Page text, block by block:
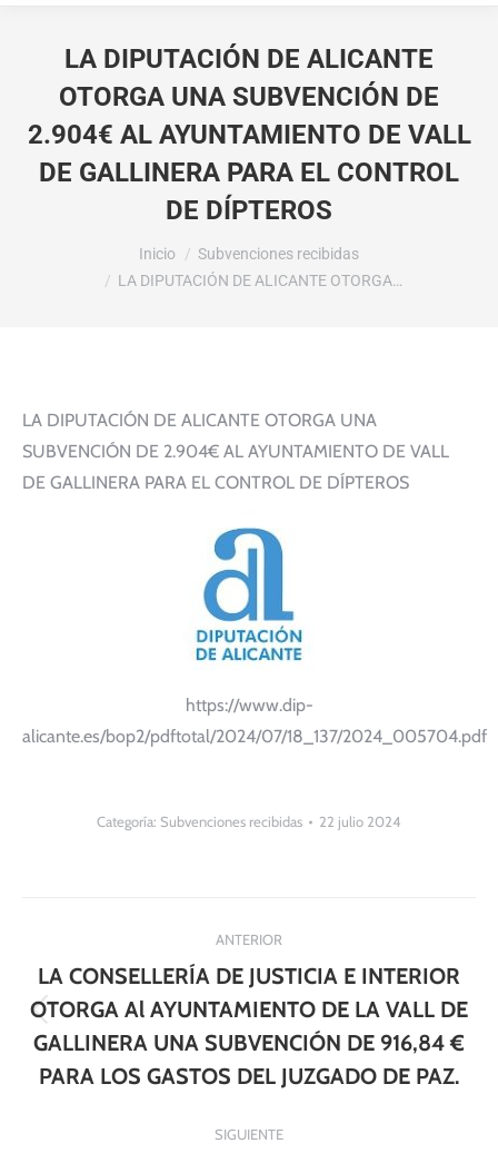
LA DIPUTACIÓN DE ALICANTE
OTORGA UNA SUBVENCIÓN DE
2.904€ AL AYUNTAMIENTO DE VALL
DE GALLINERA PARA EL CONTROL
DE DÍPTEROS
Inicio
Subvenciones recibidas
LA DIPUTACIÓN DE ALICANTE OTORGA…
LA DIPUTACIÓN DE ALICANTE OTORGA UNA
SUBVENCIÓN DE 2.904€ AL AYUNTAMIENTO DE VALL
DE GALLINERA PARA EL CONTROL DE DÍPTEROS
https://www.dip-
alicante.es/bop2/pdftotal/2024/07/18_137/2024_005704.pdf
Categoría: Subvenciones recibidas 22 julio 2024
entre
publicaciones
ANTERIOR
Publicación
anterior:
LA CONSELLERÍA DE JUSTICIA E INTERIOR
OTORGA Al AYUNTAMIENTO DE LA VALL DE
GALLINERA UNA SUBVENCIÓN DE 916,84 €
PARA LOS GASTOS DEL JUZGADO DE PAZ.
SIGUIENTE